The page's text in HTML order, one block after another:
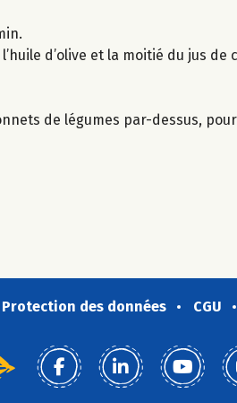
d’olive et la moitié du jus de
de légumes par-dessus,
Protection des données CGU